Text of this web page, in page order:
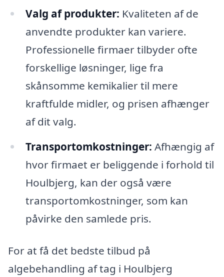
Valg af produkter: Kvaliteten af de
anvendte produkter kan variere.
Professionelle firmaer tilbyder ofte
forskellige løsninger, lige fra
skånsomme kemikalier til mere
kraftfulde midler, og prisen afhænger
af dit valg.
Transportomkostninger: Afhængig af
hvor firmaet er beliggende i forhold til
Houlbjerg, kan der også være
transportomkostninger, som kan
påvirke den samlede pris.
For at få det bedste tilbud på
algebehandling af tag i Houlbjerg